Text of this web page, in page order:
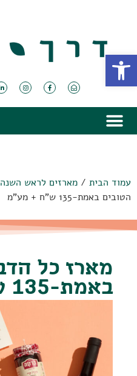
פתח סרגל נגישות
עמוד הבית / מארזים לראש
הטובים באמת-135 ש"ח + מע"מ
מארז כל
באמת-135 ש"ח + מע"מ